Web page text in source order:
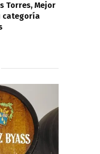
Torres, Mejor
categoría